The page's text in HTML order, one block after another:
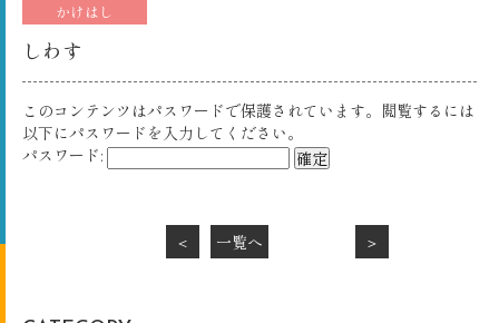
かけはし
しわす
このコンテンツはパスワードで保護されています。閲覧するには
以下にパスワードを入力してください。
パスワード:
＜ 一覧へ ＞